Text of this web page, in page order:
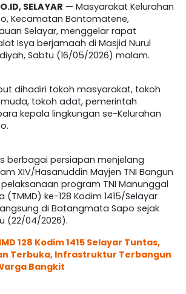
SELAYAR — Masyarakat Kelurahan
Kecamatan Bontomatene,
Selayar, menggelar rapat
Isya berjamaah di Masjid Nurul
Sabtu (16/05/2026) malam.
dihadiri tokoh masyarakat, tokoh
tokoh adat, pemerintah
kepala lingkungan se-Kelurahan
berbagai persiapan menjelang
XIV/Hasanuddin Mayjen TNI Bangun
program TNI Manunggal
ke-128 Kodim 1415/Selayar
di Batangmata Sapo sejak
(22/04/2026).
128 Kodim 1415 Selayar Tuntas,
Terbuka, Infrastruktur Terbangun
Bangkit